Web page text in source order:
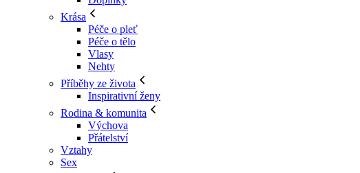
Krása
Péče o pleť
Péče o tělo
Vlasy
Nehty
Příběhy ze života
Inspirativní ženy
Rodina & komunita
Výchova
Přátelství
Vztahy
Sex